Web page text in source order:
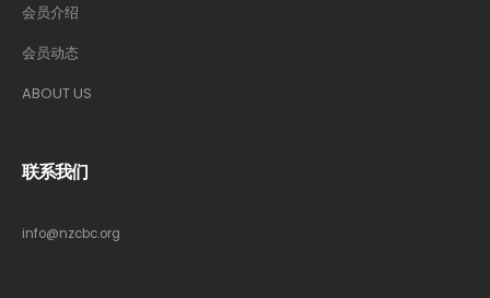
会员介绍
会员动态
ABOUT US
联系我们
info@nzcbc.org